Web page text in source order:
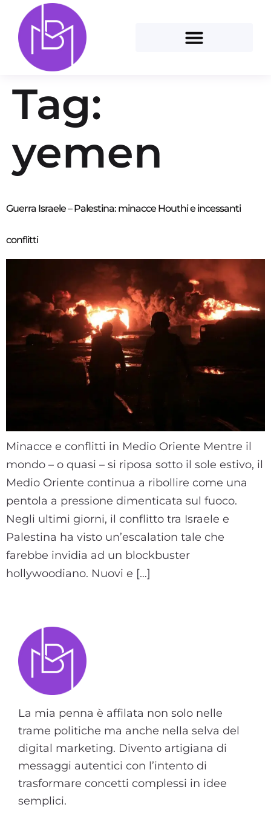
Tag:
yemen
Guerra Israele – Palestina: minacce Houthi e incessanti
conflitti
Minacce e conflitti in Medio Oriente Mentre il
mondo – o quasi – si riposa sotto il sole estivo, il
Medio Oriente continua a ribollire come una
pentola a pressione dimenticata sul fuoco.
Negli ultimi giorni, il conflitto tra Israele e
Palestina ha visto un’escalation tale che
farebbe invidia ad un blockbuster
hollywoodiano. Nuovi e […]
La mia penna è affilata non solo nelle
trame politiche ma anche nella selva del
digital marketing. Divento artigiana di
messaggi autentici con l’intento di
trasformare concetti complessi in idee
semplici.